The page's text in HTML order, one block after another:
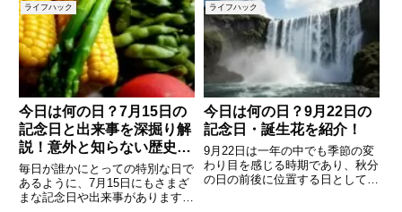
ライフハック
今日は何の日？7月15日の
記念日と出来事を深掘り解
説！意外と知らない歴史や
豆知識も紹介
毎日が誰かにとっての特別な日で
あるように、7月15日にもさまざ
まな記念日や出来事があります。
ライフハック
今日は何の日？9月22日の
記念日・誕生花を紹介！
9月22日は一年の中でも季節の変
わり目を感じる時期であり、秋分
の日の前後に位置する日としても